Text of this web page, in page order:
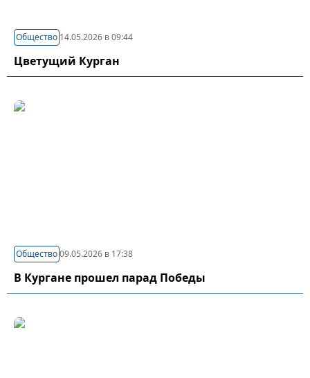
Общество 14.05.2026 в 09:44
Цветущий Курган
Общество09.05.2026 в 17:38
В Кургане прошел парад Победы